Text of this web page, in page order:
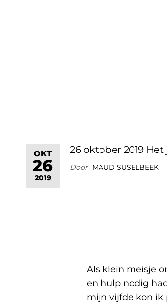
OKT
26
2019
26 oktober 2019
Door MAUD SUSELBEEK
Als klein meisje
en hulp nodig
mijn vijfde kon ik